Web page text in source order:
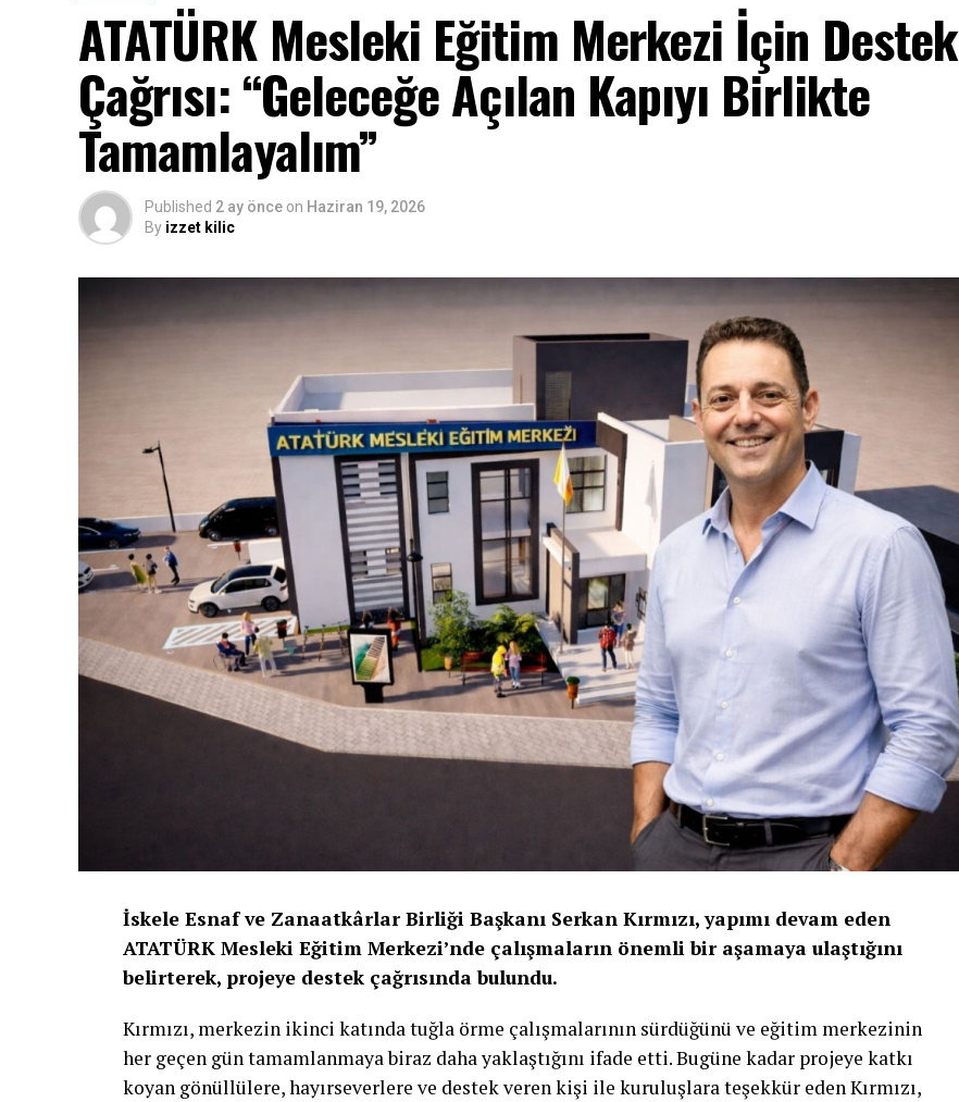
ATATÜRK Mesleki Eğitim Merkezi İçin Destek
Çağrısı: “Geleceğe Açılan Kapıyı Birlikte
Tamamlayalım”
Published 2 ay önce on Haziran 19, 2026
By izzet kilic
İskele Esnaf ve Zanaatkârlar Birliği Başkanı Serkan Kırmızı, yapımı devam eden
ATATÜRK Mesleki Eğitim Merkezi’nde çalışmaların önemli bir aşamaya ulaştığını
belirterek, projeye destek çağrısında bulundu.
Kırmızı, merkezin ikinci katında tuğla örme çalışmalarının sürdüğünü ve eğitim merkezinin
her geçen gün tamamlanmaya biraz daha yaklaştığını ifade etti. Bugüne kadar projeye katkı
koyan gönüllülere, hayırseverlere ve destek veren kişi ile kuruluşlara teşekkür eden Kırmızı,